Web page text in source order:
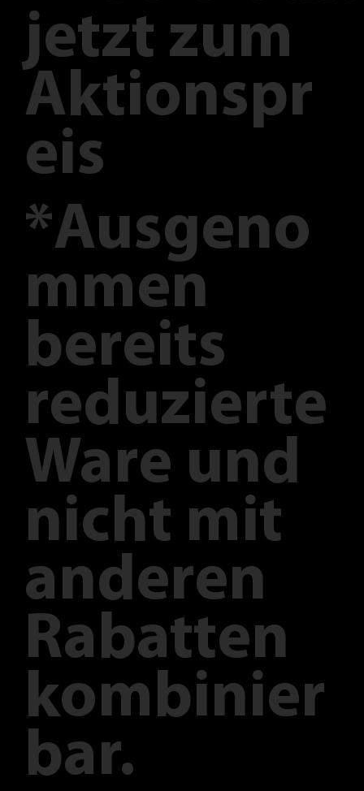
jetzt zum
Aktionspr
eis
*Ausgeno
mmen
bereits
reduzierte
Ware und
nicht mit
anderen
Rabatten
kombinier
bar.